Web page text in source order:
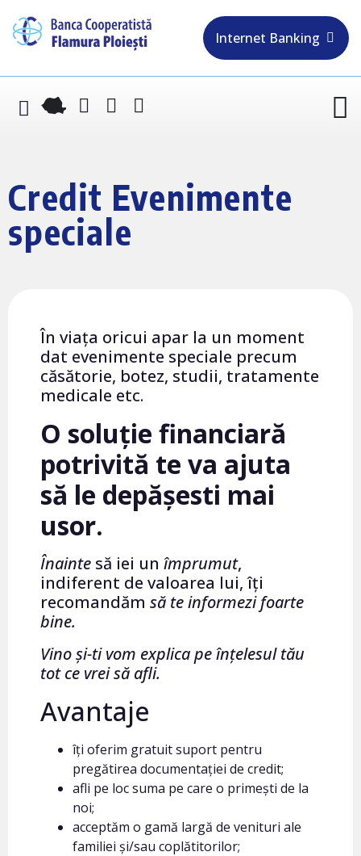
Internet Banking
Credit Evenimente
speciale
În viața oricui apar la un moment
dat evenimente speciale precum
căsătorie, botez, studii, tratamente
medicale etc.
O soluție financiară
potrivită te va ajuta
să le depășesti mai
usor.
Înainte să iei un împrumut,
indiferent de valoarea lui, îți
recomandăm să te informezi foarte
bine.
Vino și-ti vom explica pe înțelesul tău
tot ce vrei să afli.
Avantaje
îți oferim gratuit suport pentru
pregătirea documentației de credit;
afli pe loc suma pe care o primești de la
noi;
acceptăm o gamă largă de venituri ale
familiei și/sau coplătitorilor;